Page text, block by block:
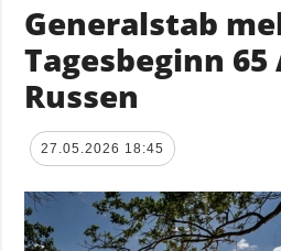
Generalstab
Tagesbeginn
Russen
27.05.2026 18:45